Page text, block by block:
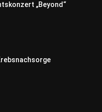
„Beyond“